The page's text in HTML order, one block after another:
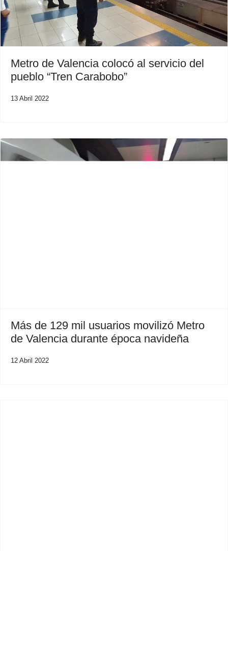
Metro de Valencia colocó al servicio del
pueblo “Tren Carabobo”
13 Abril 2022
Más de 129 mil usuarios movilizó Metro
de Valencia durante época navideña
12 Abril 2022